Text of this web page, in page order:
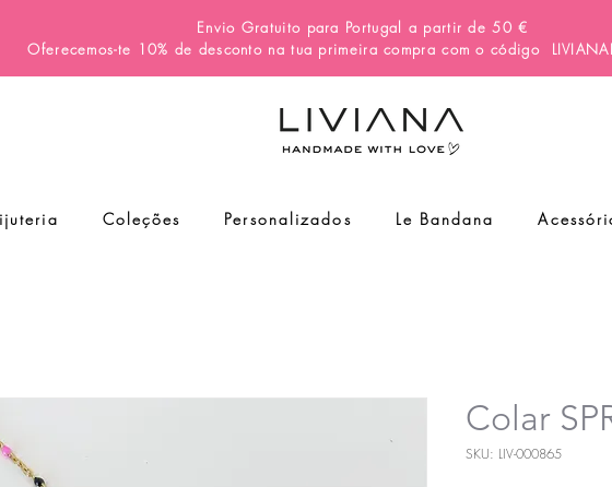
Envio Gratuito para Portugal a partir de 50 €
Oferecemos-te 10% de desconto na tua primeira compra com o código
Coleções Personalizados Le Bandana
Colar
SKU: LIV-000865